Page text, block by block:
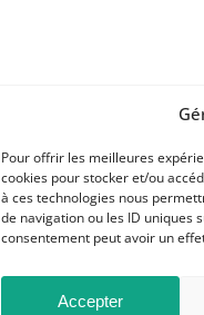
Pour offrir les meilleures
cookies pour stocker et/ou
à ces technologies nous
de navigation ou les ID uniques
consentement peut avoir un
Accepter